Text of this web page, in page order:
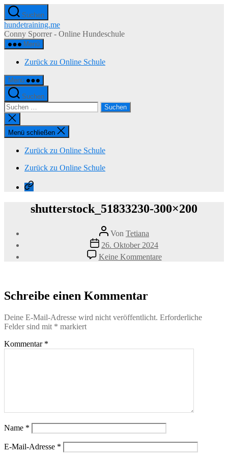
Zum
Inhalt
springen
Suchen
hundetraining.me
Conny Sporrer - Online Hundeschule
Menü
Zurück zu Online Schule
Menü
Suchen
Suchen
nach:
Suche
schließen
Menü schließen
Zurück zu Online Schule
Zurück zu Online Schule
Zurück
zu
Online
Schule
shutterstock_51833230-300×200
Beitragsautor
Von Tetiana
Veröffentlichungsdatum
26. Oktober 2024
Keine Kommentarezu
Schreibe einen Kommentar
Deine E-Mail-Adresse wird nicht veröffentlicht. Erforderliche
Felder sind mit * markiert
Kommentar *
Name *
E-Mail-Adresse *